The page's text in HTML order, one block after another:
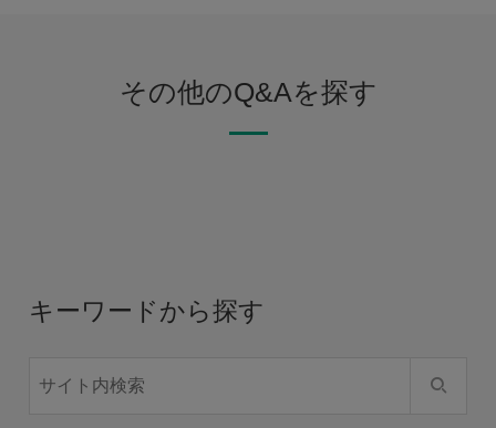
その他のQ&Aを探す
キーワードから探す